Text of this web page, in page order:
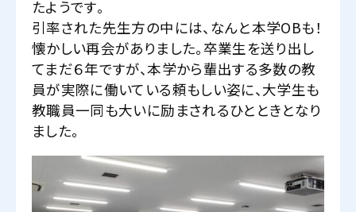
たようです。
引率された先生方の中には、なんと本学OBも！
懐かしい再会がありました。卒業生を送り出し
てまだ６年ですが、本学から輩出する多数の教
員が実際に働いている頼もしい姿に、大学生も
教職員一同も大いに励まされるひとときとなり
ました。